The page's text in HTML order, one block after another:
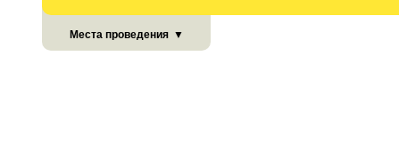
Места проведения ▼